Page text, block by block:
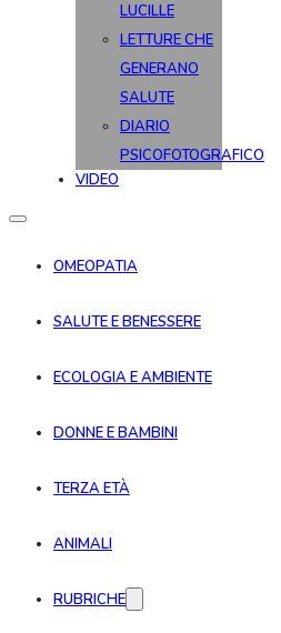
LUCILLE
LETTURE CHE
GENERANO
SALUTE
DIARIO
PSICOFOTOGRAFICO
VIDEO
OMEOPATIA
SALUTE E BENESSERE
ECOLOGIA E AMBIENTE
DONNE E BAMBINI
TERZA ETÀ
ANIMALI
RUBRICHE